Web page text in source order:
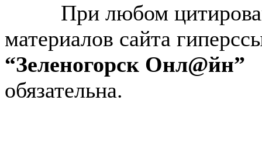
При любом
материалов сайта
“Зеленогорск Онл@йн”
обязательна.